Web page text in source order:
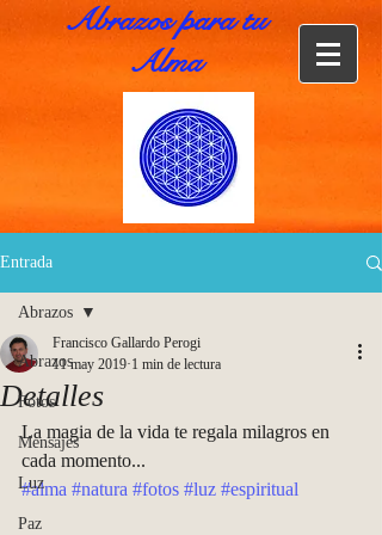
Abrazos para tu
Alma
Entrada
Abrazos
Fotos
Mensajes
Luz
Paz
Abrazos
Detalles
Francisco Gallardo Perogi
11 may 2019 1 min de lectura
La magia de la vida te regala milagros en
cada momento...
#alma #natura #fotos #luz #espiritual